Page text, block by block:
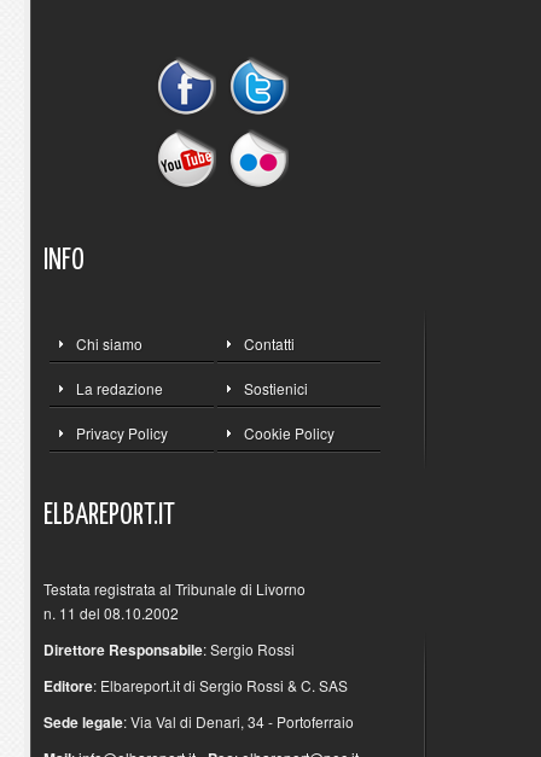
INFO
Chi siamo Contatti
La redazione Sostienici
Privacy Policy Cookie Policy
ELBAREPORT.IT
Testata registrata al Tribunale di Livorno
n. 11 del 08.10.2002
Direttore Responsabile: Sergio Rossi
Editore: Elbareport.it di Sergio Rossi & C. SAS
Sede legale: Via Val di Denari, 34 - Portoferraio